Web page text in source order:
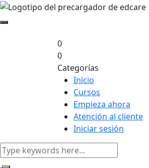
0
0
Categorías
Inicio
Cursos
Empieza ahora
Atención al cliente
Iniciar sesión